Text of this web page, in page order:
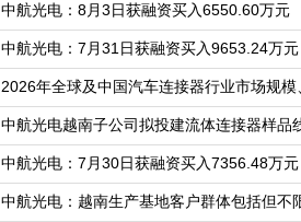
中航光电：8月3日获融资买入6550.60万元
中航光电：7月31日获融资买入9653.24万元
2026年全球及中国汽车连接器行业市场规
中航光电越南子公司拟投建流体连接器样品
中航光电：7月30日获融资买入7356.48万元
中航光电：越南生产基地客户群体包括但不